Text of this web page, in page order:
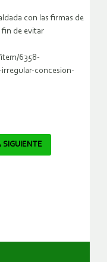
con las firmas de
fin de evitar
6358-
concesion-
SIGUIENTE